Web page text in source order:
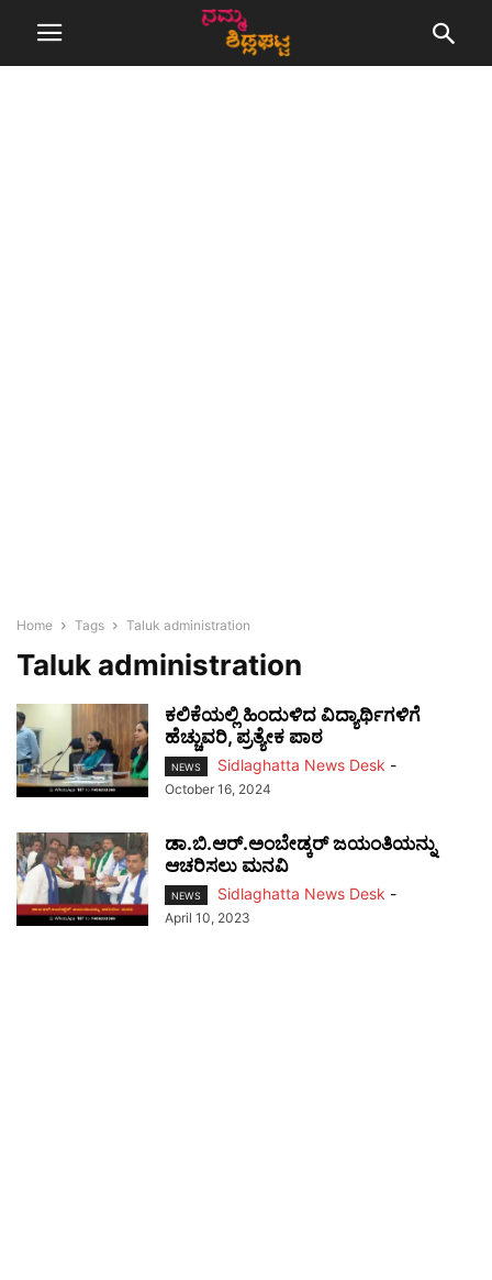
Home Tags Taluk administration
Taluk administration
ಕಲಿಕೆಯಲ್ಲಿ ಹಿಂದುಳಿದ ವಿದ್ಯಾರ್ಥಿಗಳಿಗೆ
ಹೆಚ್ಚುವರಿ, ಪ್ರತ್ಯೇಕ ಪಾಠ
NEWS Sidlaghatta News Desk -
October 16, 2024
ಡಾ.ಬಿ.ಆರ್.ಅಂಬೇಡ್ಕರ್ ಜಯಂತಿಯನ್ನು
ಆಚರಿಸಲು ಮನವಿ
NEWS Sidlaghatta News Desk -
April 10, 2023